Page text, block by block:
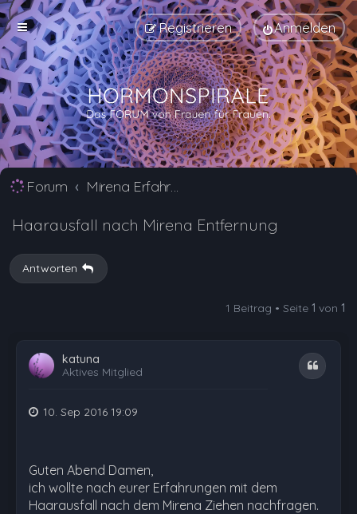
Anmelden
Registrieren
Forum Mirena Erfahrungsberichte und Nebenwirkungen
Haarausfall nach Mirena Entfernung
Antworten
1 Beitrag • Seite 1 von 1
katuna
Aktives Mitglied
Zitat
10. Sep 2016 19:09
Guten Abend Damen,
ich wollte nach eurer Erfahrungen mit dem
Haarausfall nach dem Mirena Ziehen nachfragen.